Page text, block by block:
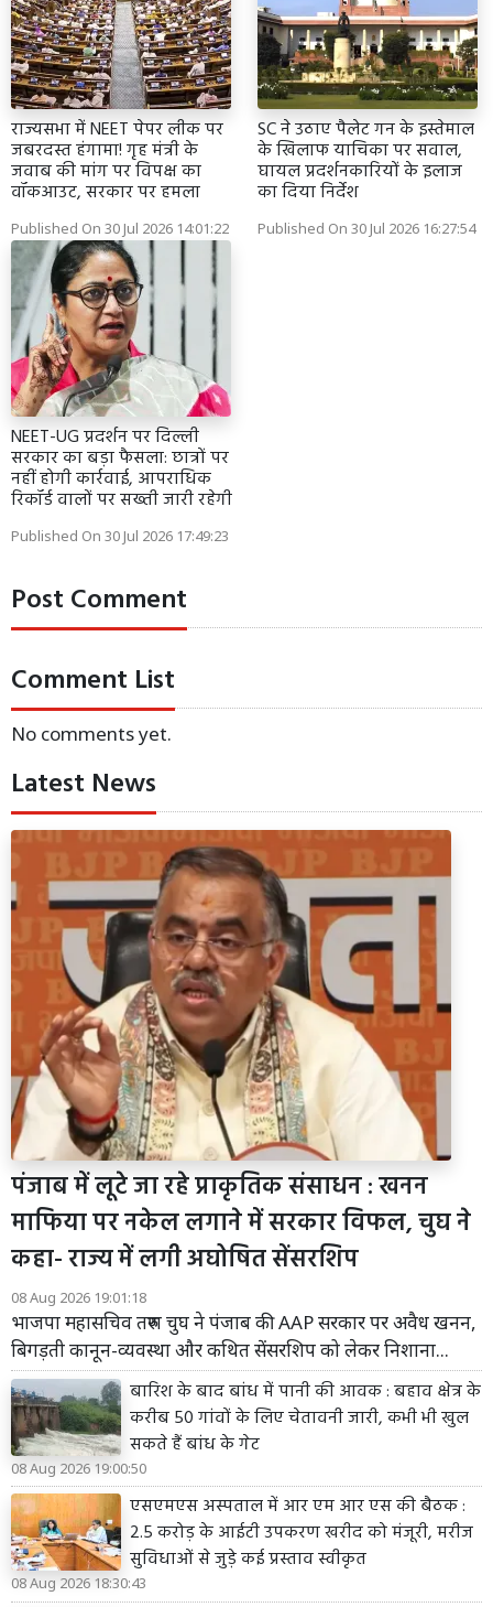
राज्यसभा में NEET पेपर लीक पर
जबरदस्त हंगामा! गृह मंत्री के
जवाब की मांग पर विपक्ष का
वॉकआउट, सरकार पर हमला
Published On 30 Jul 2026 14:01:22
SC ने उठाए पैलेट गन के इस्तेमाल
के खिलाफ याचिका पर सवाल,
घायल प्रदर्शनकारियों के इलाज
का दिया निर्देश
Published On 30 Jul 2026 16:27:54
NEET-UG प्रदर्शन पर दिल्ली
सरकार का बड़ा फैसला: छात्रों पर
नहीं होगी कार्रवाई, आपराधिक
रिकॉर्ड वालों पर सख्ती जारी रहेगी
Published On 30 Jul 2026 17:49:23
Post Comment
Comment List
No comments yet.
Latest News
पंजाब में लूटे जा रहे प्राकृतिक संसाधन : खनन
माफिया पर नकेल लगाने में सरकार विफल, चुघ ने
कहा- राज्य में लगी अघोषित सेंसरशिप
08 Aug 2026 19:01:18
भाजपा महासचिव तरुण चुघ ने पंजाब की AAP सरकार पर अवैध खनन,
बिगड़ती कानून-व्यवस्था और कथित सेंसरशिप को लेकर निशाना...
बारिश के बाद बांध में पानी की आवक : बहाव क्षेत्र के
करीब 50 गांवों के लिए चेतावनी जारी, कभी भी खुल
सकते हैं बांध के गेट
08 Aug 2026 19:00:50
एसएमएस अस्पताल में आर एम आर एस की बैठक :
2.5 करोड़ के आईटी उपकरण खरीद को मंजूरी, मरीज
सुविधाओं से जुड़े कई प्रस्ताव स्वीकृत
08 Aug 2026 18:30:43